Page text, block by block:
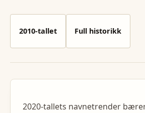
2010-tallet Full historikk
2020-tallets navnetrender